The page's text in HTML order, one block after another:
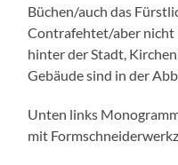
Büchen/auch das
Contrafehtet/aber nicht
hinter der Stadt,
Gebäude sind in der
Unten links
mit